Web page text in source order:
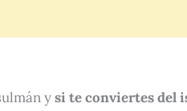
ysi te conviertes del